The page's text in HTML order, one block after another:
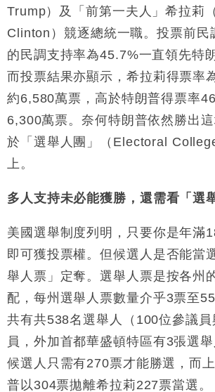
12:30
財經｜香港7月PMI回落至51 企
手
11:40
財經｜黑石傳再籌逾360億美元
Google晶片
10:57
財經｜美商務部擬擴大金屬關稅
18:15
定高消費客群
17:40
16:33
財經｜滙控重啟最多10億美元回
Trump）及「前第一夫人」希拉莉
Clinton）競逐總統一職。投票前民
的民調支持率為45.7%一直領先特
而投票結果亦顯示，希拉莉得票率
約6,580萬票，高於特朗普得票率
6,300萬票。奈何特朗普依然勝出
於「選舉人團」（Electoral
上。
多人支持未必能獲勝，還需看「選
美國選舉制度列明，只要你是年滿
即可獲投票權。但候選人是否能當
舉人票」定奪。選舉人票是按各州
配，每州選舉人票數量介乎3票至
共有共538名選舉人（100位參議
員，外加首都華盛頓特區有3張選
候選人只需有270票才能勝選，而
普以304票拋離希拉莉227票當選。